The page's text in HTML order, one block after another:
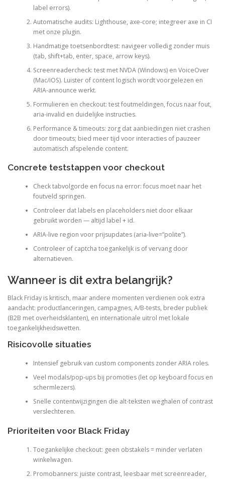
label errors).
Automatische audits: Lighthouse, axe-core; integreer axe in CI
met onze plugin.
Handmatige toetsenbordtest: navigeer volledig zonder muis
(tab, shift+tab, enter, space, arrow keys).
Screenreadercheck: test met NVDA (Windows) en VoiceOver
(Mac/iOS). Luister of content logisch wordt voorgelezen en
ARIA-announce werkt.
Formulieren en checkout: test foutmeldingen, focus naar fout,
aria-invalid en duidelijke instructies.
Performance & timeouts: zorg dat aanbiedingen niet crashen
door timeouts; bied meer tijd voor interacties of pauzeer
automatisch afspelende content.
Concrete teststappen voor checkout
Check tabvolgorde en focus na error: focus moet naar het
foutveld springen.
Controleer dat labels en placeholders niet door elkaar
gebruikt worden — altijd label + id.
ARIA-live region voor prijsupdates (aria-live=”polite”).
Controleer of captcha toegankelijk is of vervang door
alternatieven.
Wanneer is dit extra belangrijk?
Black Friday is kritisch, maar andere momenten verdienen ook extra
aandacht: productlanceringen, campagnes, A/B-tests, breder publiek
(B2B met overheidsklanten), en internationale uitrol met lokale
toegankelijkheidswetten.
Risicovolle situaties
Intensief gebruik van custom components zonder ARIA roles.
Veel modals/pop-ups bij promoties (let op keyboard focus en
schermlezers).
Snelle contentwijzigingen die alt-teksten weghalen of contrast
verslechteren.
Prioriteiten voor Black Friday
Toegankelijke checkout: geen obstakels = minder verlaten
winkelwagen.
Promobanners: juiste contrast, leesbaar met screenreader,